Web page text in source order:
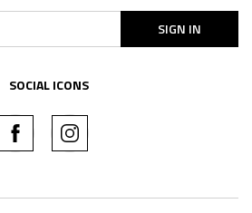
SIGN IN
SOCIAL ICONS